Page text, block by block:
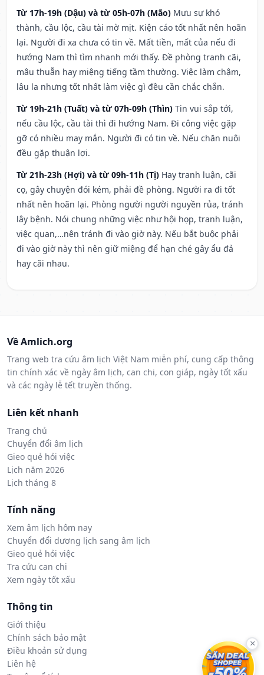
Từ 17h-19h (Dậu) và từ 05h-07h (Mão) Mưu sự khó
thành, cầu lộc, cầu tài mờ mịt. Kiện cáo tốt nhất nên hoãn
lại. Người đi xa chưa có tin về. Mất tiền, mất của nếu đi
hướng Nam thì tìm nhanh mới thấy. Đề phòng tranh cãi,
mâu thuẫn hay miệng tiếng tầm thường. Việc làm chậm,
lâu la nhưng tốt nhất làm việc gì đều cần chắc chắn.
Từ 19h-21h (Tuất) và từ 07h-09h (Thìn) Tin vui sắp tới,
nếu cầu lộc, cầu tài thì đi hướng Nam. Đi công việc gặp
gỡ có nhiều may mắn. Người đi có tin về. Nếu chăn nuôi
đều gặp thuận lợi.
Từ 21h-23h (Hợi) và từ 09h-11h (Tị) Hay tranh luận, cãi
cọ, gây chuyện đói kém, phải đề phòng. Người ra đi tốt
nhất nên hoãn lại. Phòng người người nguyền rủa, tránh
lây bệnh. Nói chung những việc như hội họp, tranh luận,
việc quan,…nên tránh đi vào giờ này. Nếu bắt buộc phải
đi vào giờ này thì nên giữ miệng để hạn ché gây ẩu đả
hay cãi nhau.
Về Amlich.org
Trang web tra cứu âm lịch Việt Nam miễn phí, cung cấp thông
tin chính xác về ngày âm lịch, can chi, con giáp, ngày tốt xấu
và các ngày lễ tết truyền thống.
Liên kết nhanh
Trang chủ
Chuyển đổi âm lịch
Gieo quẻ hỏi việc
Lịch năm 2026
Lịch tháng 8
Tính năng
Xem âm lịch hôm nay
Chuyển đổi dương lịch sang âm lịch
Gieo quẻ hỏi việc
Tra cứu can chi
Xem ngày tốt xấu
Thông tin
Giới thiệu
Chính sách bảo mật
Điều khoản sử dụng
Liên hệ
×